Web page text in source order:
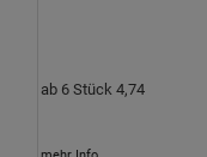
ab 6 Stück 4,74